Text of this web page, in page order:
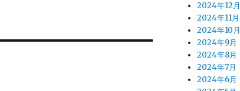
2024年12月
2024年11月
2024年10月
2024年9月
2024年8月
2024年7月
2024年6月